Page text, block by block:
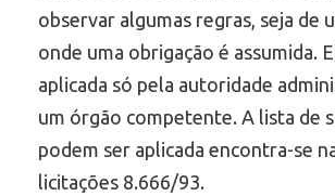
observar algumas regras, seja de
onde uma obrigação é assumida.
aplicada só pela autoridade
um órgão competente. A lista de
podem ser aplicada encontra-se
licitações 8.666/93.